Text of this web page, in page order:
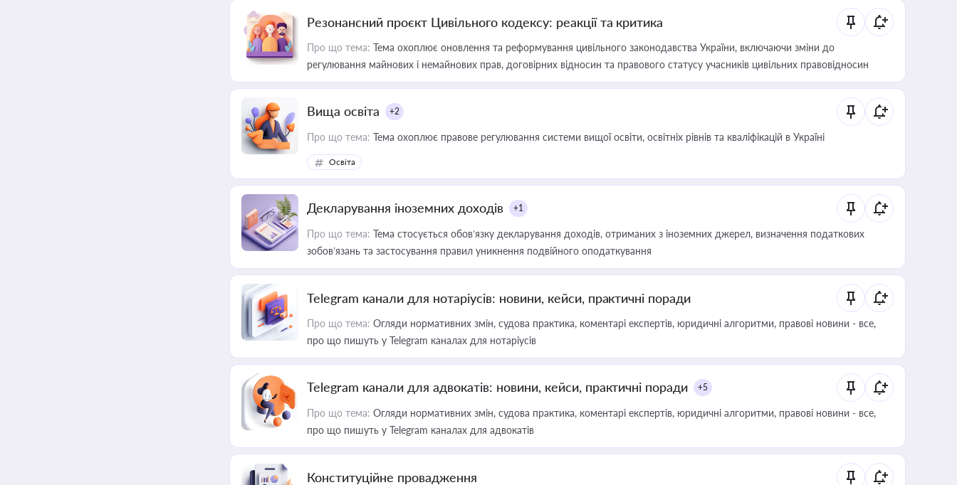
Резонансний проєкт Цивільного кодексу: реакції та критика
Про що тема: Тема охоплює оновлення та реформування цивільного законодавства України, включаючи зміни до
регулювання майнових і немайнових прав, договірних відносин та правового статусу учасників цивільних правовідносин
Вища освіта +2
Про що тема: Тема охоплює правове регулювання системи вищої освіти, освітніх рівнів та кваліфікацій в Україні
Освіта
Декларування іноземних доходів +1
Про що тема: Тема стосується обов’язку декларування доходів, отриманих з іноземних джерел, визначення податкових
зобов’язань та застосування правил уникнення подвійного оподаткування
Telegram канали для нотаріусів: новини, кейси, практичні поради
Про що тема: Огляди нормативних змін, судова практика, коментарі експертів, юридичні алгоритми, правові новини - все,
про що пишуть у Telegram каналах для нотаріусів
Telegram канали для адвокатів: новини, кейси, практичні поради +5
Про що тема: Огляди нормативних змін, судова практика, коментарі експертів, юридичні алгоритми, правові новини - все,
про що пишуть у Telegram каналах для адвокатів
Конституційне провадження